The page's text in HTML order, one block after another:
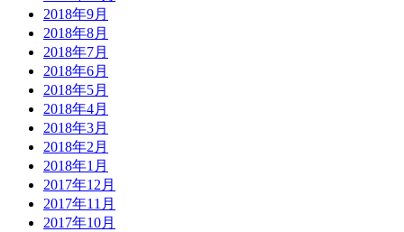
2018年9月
2018年8月
2018年7月
2018年6月
2018年5月
2018年4月
2018年3月
2018年2月
2018年1月
2017年12月
2017年11月
2017年10月